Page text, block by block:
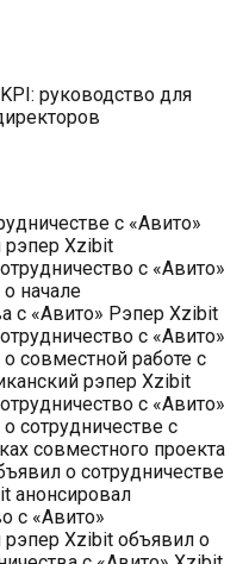
руководство для
с «Авито»
Xzibit
с «Авито»
начале
с «Авито» Рэпер Xzibit
с «Авито»
совместной работе с
рэпер Xzibit
с «Авито»
сотрудничестве с
совместного проекта
о сотрудничестве
анонсировал
с «Авито»
Xzibit объявил о